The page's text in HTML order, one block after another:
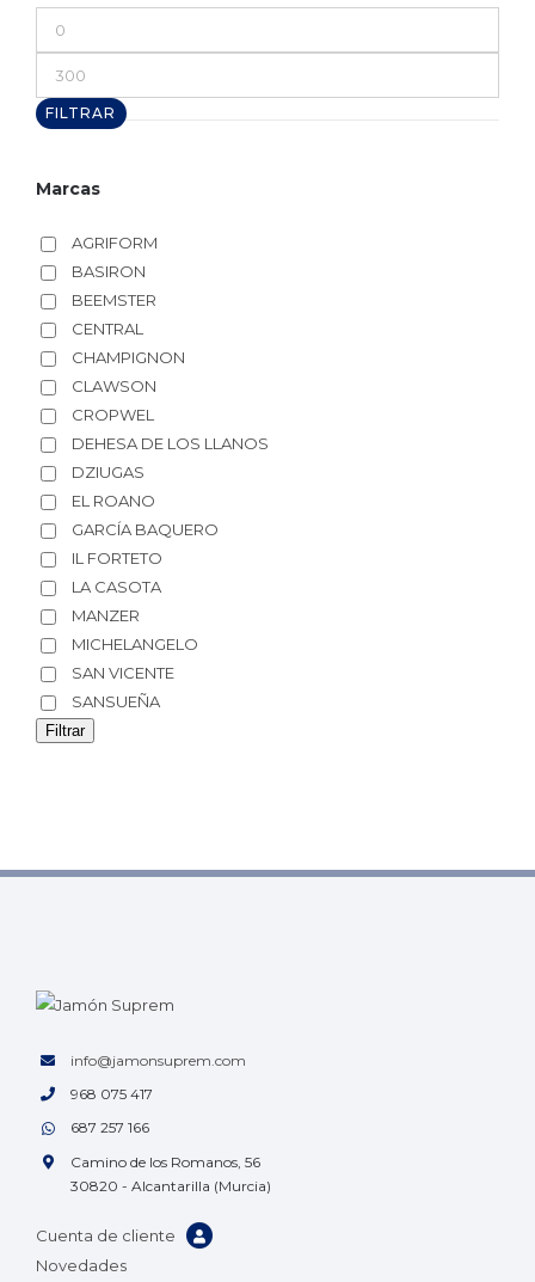
mínimo
máximo
FILTRAR
Marcas
AGRIFORM
BASIRON
BEEMSTER
CENTRAL
CHAMPIGNON
CLAWSON
CROPWEL
DEHESA DE LOS LLANOS
DZIUGAS
EL ROANO
GARCÍA BAQUERO
IL FORTETO
LA CASOTA
MANZER
MICHELANGELO
SAN VICENTE
SANSUEÑA
Filtrar
info@jamonsuprem.com
968 075 417
687 257 166
Camino de los Romanos, 56
30820 - Alcantarilla (Murcia)
Cuenta de cliente
Novedades